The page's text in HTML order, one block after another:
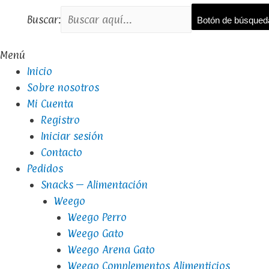
Buscar: Botón de
Menú
Inicio
Sobre nosotros
Mi Cuenta
Registro
Iniciar sesión
Contacto
Pedidos
Snacks – Alimentación
Weego
Weego Perro
Weego Gato
Weego Arena Gato
Weego Complementos Alimenticios